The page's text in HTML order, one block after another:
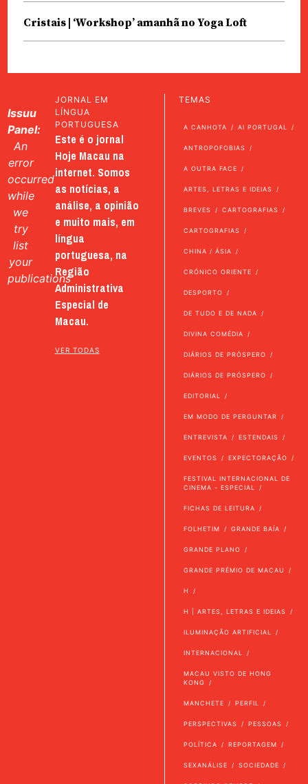
Cristais | ‘Workshop’ amanhã no Yoga Loft
Issuu
Panel:
An
error
occurred
while
we
try
list
your
publications
JORNAL EM
LÍNGUA
PORTUGUESA
Este é o jornal
Hoje Macau na
internet. Somos
as notícias, a
análise, a opinião
e muito mais, em
língua
portuguesa, na
Região
Administrativa
Especial de
Macau.
VER TODAS
TEMAS
A CANHOTA AI PORTUGAL
ANTROPOFOBIAS
A OUTRA FACE
ARTES, LETRAS E IDEIAS
BREVES CARTOGRAFIAS
CARTOGRAFIAS
CHINA / ÁSIA
CRÓNICO ORIENTE
DESPORTO
DE TUDO E DE NADA
DIVINA COMÉDIA
DIÁRIOS DE PRÓSPERO
DIÁRIOS DE PRÓSPERO
EDITORIAL
EM MODO DE PERGUNTAR
ENTREVISTA ESTENDAIS
EVENTOS EXPECTORAÇÃO
FESTIVAL INTERNACIONAL DE
CINEMA - ESPECIAL
FICHAS DE LEITURA
FOLHETIM GRANDE BAÍA
GRANDE PLANO
GRANDE PRÉMIO DE MACAU
H
H | ARTES, LETRAS E IDEIAS
ILUMINAÇÃO ARTIFICIAL
INTERNACIONAL
MACAU VISTO DE HONG
KONG
MANCHETE PERFIL
PERSPECTIVAS PESSOAS
POLÍTICA REPORTAGEM
SEXANÁLISE SOCIEDADE